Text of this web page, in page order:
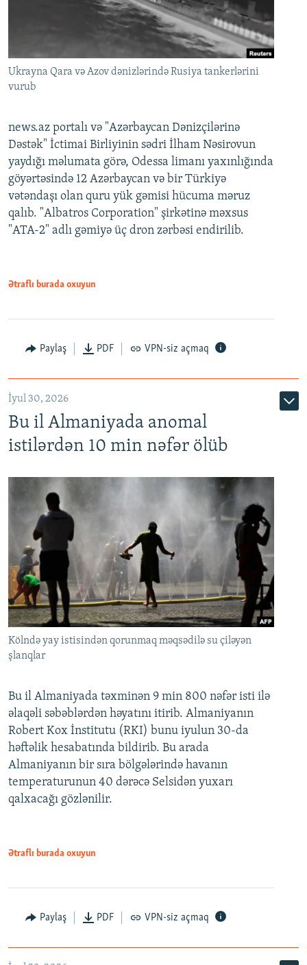
Ukrayna Qara və Azov dənizlərində Rusiya tankerlərini
vurub
news.az portalı və "Azərbaycan Dənizçilərinə
Dəstək" İctimai Birliyinin sədri İlham Nəsirovun
yaydığı məlumata görə, Odessa limanı yaxınlığında
göyərtəsində 12 Azərbaycan və bir Türkiyə
vətəndaşı olan quru yük gəmisi hücuma məruz
qalıb. "Albatros Corporation" şirkətinə məxsus
"ATA-2" adlı gəmiyə üç dron zərbəsi endirilib.
Ətraflı burada oxuyun
Paylaş PDF VPN-siz açmaq
İyul 30, 2026
Bu il Almaniyada anomal
istilərdən 10 min nəfər ölüb
Kölndə yay istisindən qorunmaq məqsədilə su çiləyən
şlanqlar
Bu il Almaniyada təxminən 9 min 800 nəfər isti ilə
əlaqəli səbəblərdən həyatını itirib. Almaniyanın
Robert Kox İnstitutu (RKI) bunu iyulun 30-da
həftəlik hesabatında bildirib. Bu arada
Almaniyanın bir sıra bölgələrində havanın
temperaturunun 40 dərəcə Selsidən yuxarı
qalxacağı gözlənilir.
Ətraflı burada oxuyun
Paylaş PDF VPN-siz açmaq